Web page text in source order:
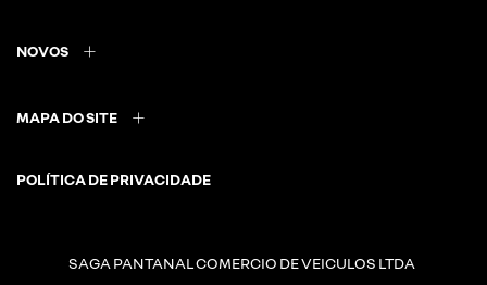
NOVOS
MAPA DO SITE
POLÍTICA DE PRIVACIDADE
SAGA PANTANAL COMERCIO DE VEICULOS LTDA